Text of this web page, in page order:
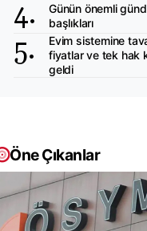
Günün önemli
başlıkları
Evim sistemine
fiyatlar ve tek hak
geldi
Öne Çıkanlar